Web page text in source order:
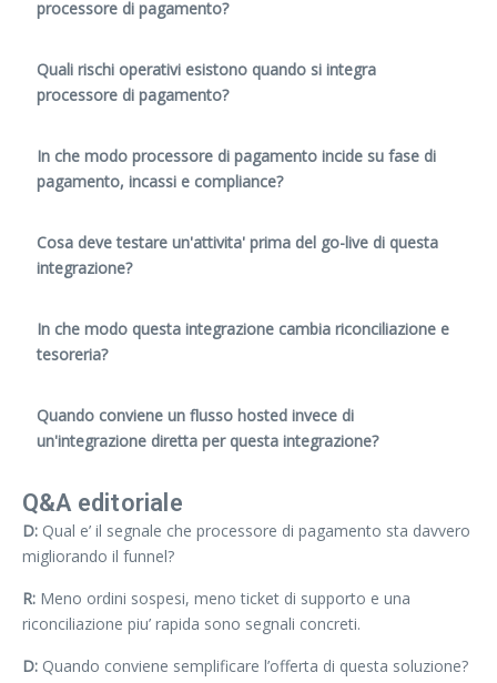
processore di pagamento?
Quali rischi operativi esistono quando si integra
processore di pagamento?
In che modo processore di pagamento incide su fase di
pagamento, incassi e compliance?
Cosa deve testare un'attivita' prima del go-live di questa
integrazione?
In che modo questa integrazione cambia riconciliazione e
tesoreria?
Quando conviene un flusso hosted invece di
un'integrazione diretta per questa integrazione?
Q&A editoriale
D: Qual e’ il segnale che processore di pagamento sta davvero
migliorando il funnel?
R: Meno ordini sospesi, meno ticket di supporto e una
riconciliazione piu’ rapida sono segnali concreti.
D: Quando conviene semplificare l’offerta di questa soluzione?